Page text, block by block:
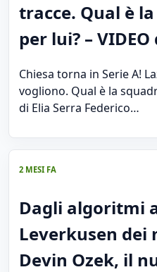
tracce. Qual è
per lui? –
Chiesa torna in Serie A!
vogliono. Qual è la
di Elia Serra Federico…
2 MESI FA
Dagli algoritmi
Leverkusen dei
Devin Ozek, il